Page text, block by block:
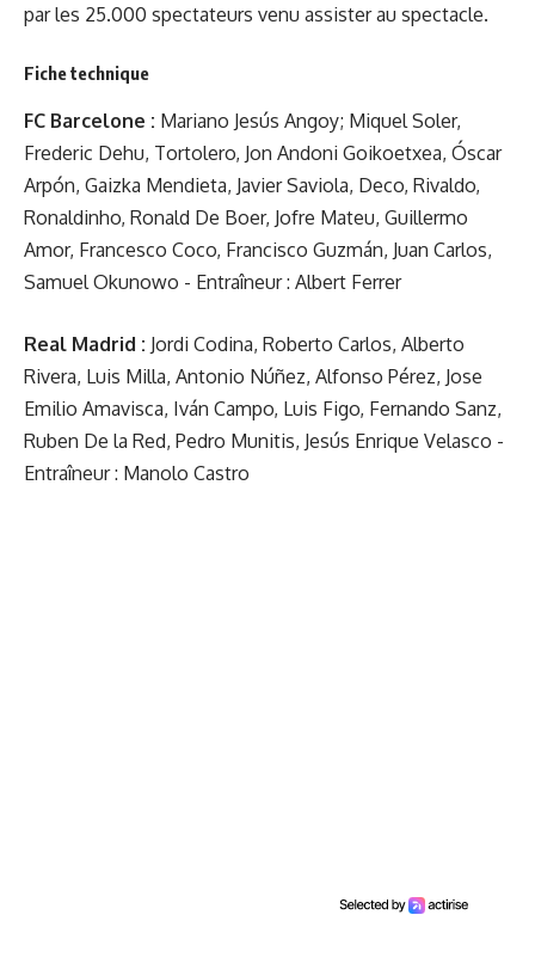
par les 25.000 spectateurs venu assister au spectacle.
Fiche technique
FC Barcelone : Mariano Jesús Angoy; Miquel Soler,
Frederic Dehu, Tortolero, Jon Andoni Goikoetxea, Óscar
Arpón, Gaizka Mendieta, Javier Saviola, Deco, Rivaldo,
Ronaldinho, Ronald De Boer, Jofre Mateu, Guillermo
Amor, Francesco Coco, Francisco Guzmán, Juan Carlos,
Samuel Okunowo - Entraîneur : Albert Ferrer
Real Madrid : Jordi Codina, Roberto Carlos, Alberto
Rivera, Luis Milla, Antonio Núñez, Alfonso Pérez, Jose
Emilio Amavisca, Iván Campo, Luis Figo, Fernando Sanz,
Ruben De la Red, Pedro Munitis, Jesús Enrique Velasco -
Entraîneur : Manolo Castro